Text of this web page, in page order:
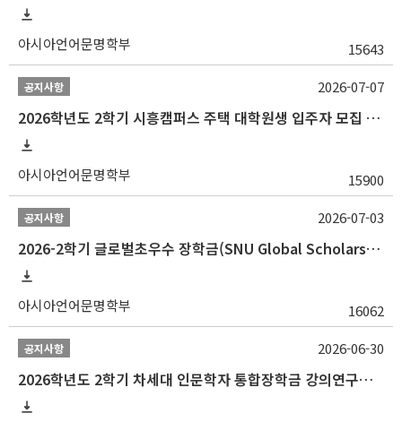
아시아언어문명학부 15643
공지사항
2026학년도 2학기 시흥캠퍼스 주택 대학원생 입주자 모집 안내
아시아언어문명학부 15900
2026-07-07
공지사항
2026-2학기 글로벌초우수 장학금(SNU Global Scholarship, GS) 신청 안내(~7/12 23:00)
아시아언어문명학부 16062
2026-07-03
공지사항
2026학년도 2학기 차세대 인문학자 통합장학금 강의연구조교 선발 안내(~7/8)
2026-06-30